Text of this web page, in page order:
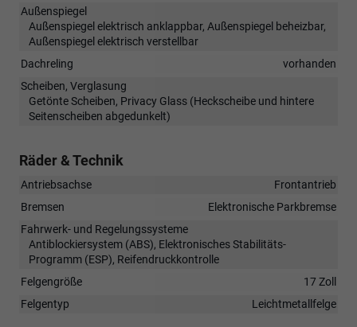
Außenspiegel
Außenspiegel elektrisch anklappbar, Außenspiegel beheizbar,
Außenspiegel elektrisch verstellbar
Dachreling
vorhanden
Scheiben, Verglasung
Getönte Scheiben, Privacy Glass (Heckscheibe und hintere
Seitenscheiben abgedunkelt)
Räder & Technik
Antriebsachse
Frontantrieb
Bremsen
Elektronische Parkbremse
Fahrwerk- und Regelungssysteme
Antiblockiersystem (ABS), Elektronisches Stabilitäts-
Programm (ESP), Reifendruckkontrolle
Felgengröße
17 Zoll
Felgentyp
Leichtmetallfelge